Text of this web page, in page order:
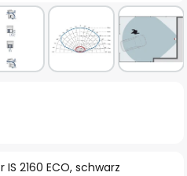
2160 ECO, schwarz